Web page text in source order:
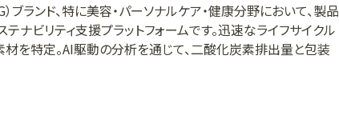
ブランド、特に美容・パーソナルケア・健康分野において、製品
ナビリティ支援プラットフォームです。迅速なライフサイクル
材を特定。AI駆動の分析を通じて、二酸化炭素排出量と包装